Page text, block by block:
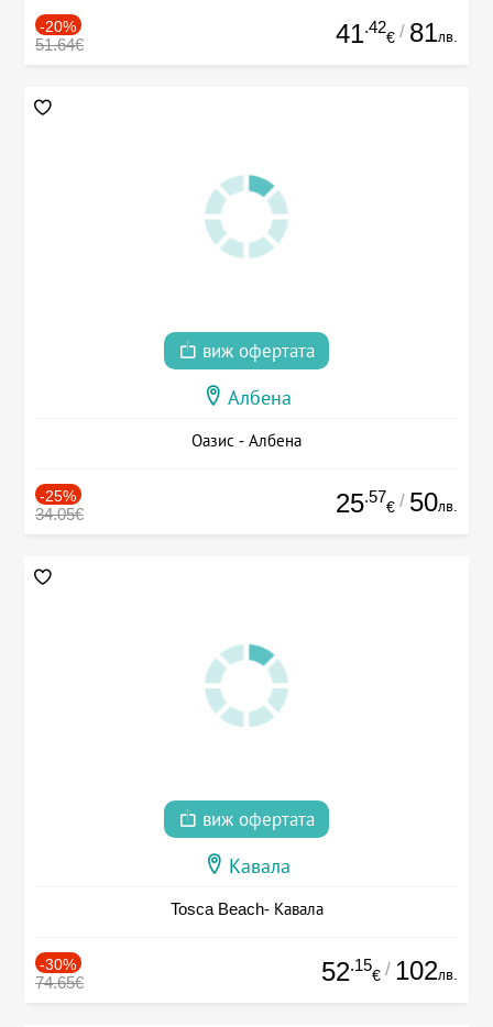
-20%
51.64€ 41.42
€ / 81лв.
виж офертата
Албена
Оазис - Албена
-25%
34.05€ 25.57
€ / 50лв.
виж офертата
Кавала
Tosca Beach- Кавала
-30%
74.65€ 52.15
€ / 102лв.